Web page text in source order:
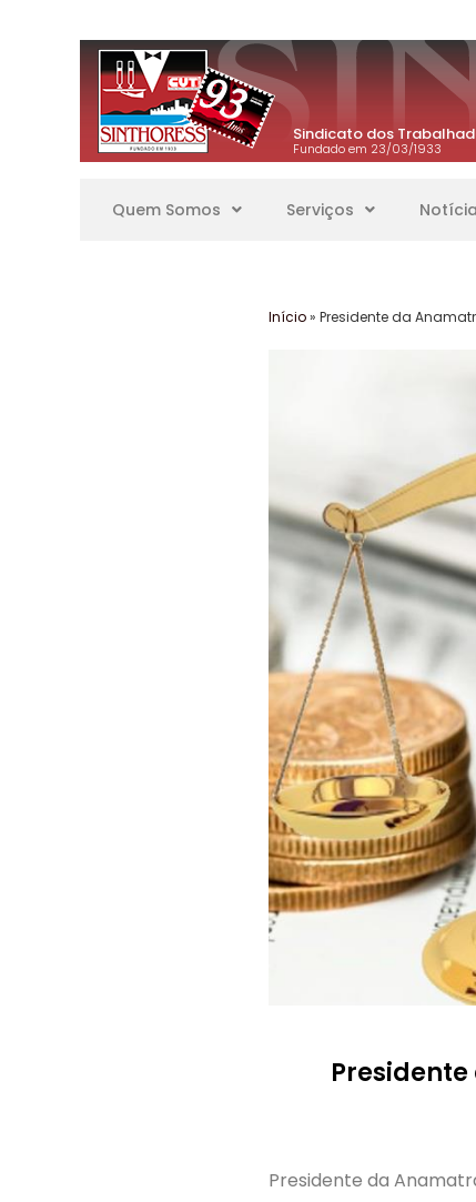
Sindicato dos
Fundado em 23/03/1933
Quem Somos Serviços
Início» Presidente da
Presidente da